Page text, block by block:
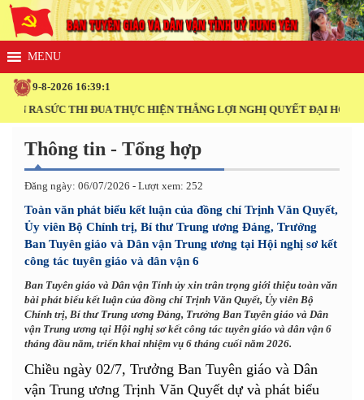
9-8-2026 16:39:2
ĐUA THỰC HIỆN THẮNG LỢI NGHỊ QUYẾT ĐẠI HỘI XIV CỦA ĐẢNG!
Thông tin - Tổng hợp
Đăng ngày: 06/07/2026 - Lượt xem: 252
Toàn văn phát biểu kết luận của đồng chí Trịnh Văn Quyết,
Ủy viên Bộ Chính trị, Bí thư Trung ương Đảng, Trưởng
Ban Tuyên giáo và Dân vận Trung ương tại Hội nghị sơ kết
công tác tuyên giáo và dân vận 6
Ban Tuyên giáo và Dân vận Tỉnh ủy xin trân trọng giới thiệu toàn văn
bài phát biểu kết luận của đồng chí Trịnh Văn Quyết, Ủy viên Bộ
Chính trị, Bí thư Trung ương Đảng, Trưởng Ban Tuyên giáo và Dân
vận Trung ương tại Hội nghị sơ kết công tác tuyên giáo và dân vận 6
tháng đầu năm, triển khai nhiệm vụ 6 tháng cuối năm 2026.
Chiều ngày 02/7, Trưởng Ban Tuyên giáo và Dân
vận Trung ương Trịnh Văn Quyết dự và phát biểu